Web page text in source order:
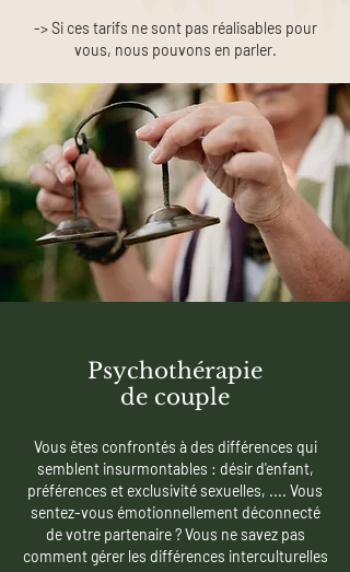
-> Si ces tarifs ne sont pas réalisables pour
vous, nous pouvons en parler.
Psychothérapie
de couple
Vous êtes confrontés à des différences qui
semblent insurmontables : désir d'enfant,
préférences et exclusivité sexuelles, .... Vous
sentez-vous émotionnellement déconnecté
de votre partenaire ?Vous ne savez pas
comment gérer les différences interculturelles